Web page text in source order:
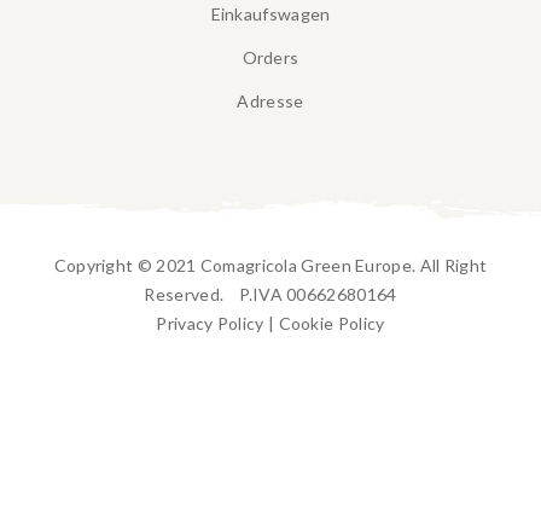
Einkaufswagen
Orders
Adresse
Copyright © 2021 Comagricola Green Europe. All Right
Reserved. P.IVA 00662680164
Privacy Policy | Cookie Policy